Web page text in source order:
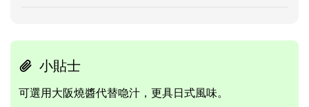
小貼士
可選用大阪燒醬代替喼汁，更具日式風味。